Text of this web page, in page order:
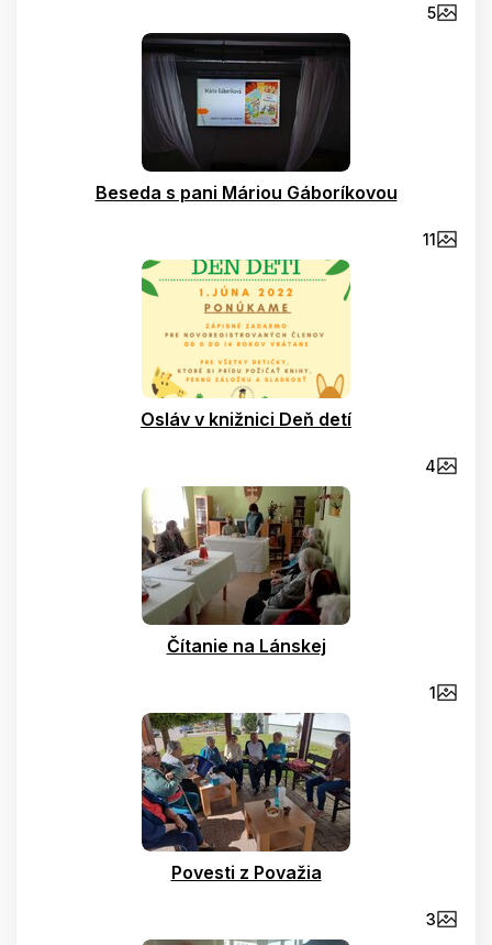
5
Beseda s pani Máriou Gáboríkovou
11
Osláv v knižnici Deň detí
4
Čítanie na Lánskej
1
Povesti z Považia
3